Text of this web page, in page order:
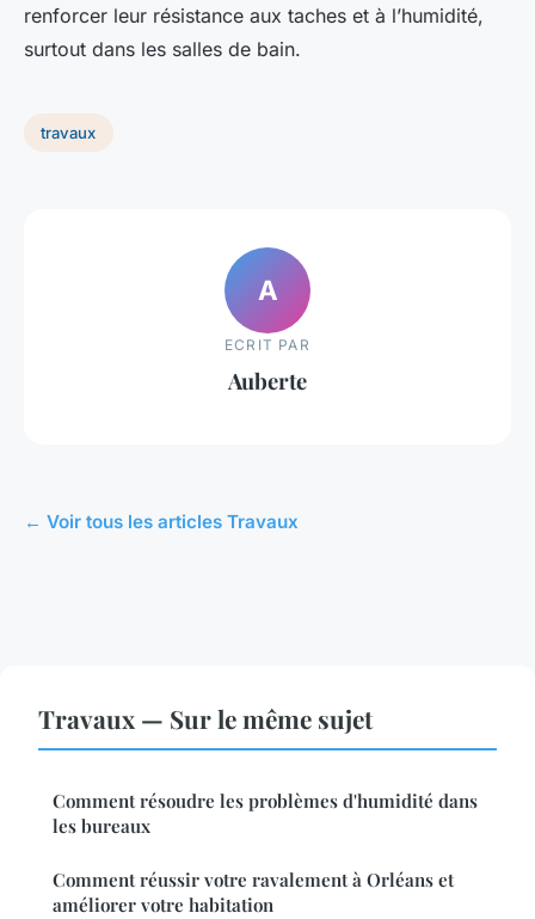
renforcer leur résistance aux taches et à l’humidité,
surtout dans les salles de bain.
travaux
A
ECRIT PAR
Auberte
← Voir tous les articles Travaux
Travaux — Sur le même sujet
Comment résoudre les problèmes d'humidité dans
les bureaux
Comment réussir votre ravalement à Orléans et
améliorer votre habitation